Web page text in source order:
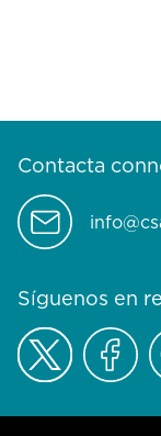
Contacta
Síguenos en